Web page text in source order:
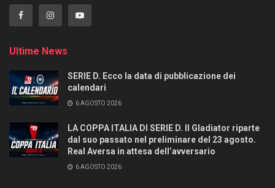
Ultime News
SERIE D. Ecco la data di pubblicazione dei
calendari
6 AGOSTO 2026
LA COPPA ITALIA DI SERIE D. Il Gladiator riparte
dal suo passato nel preliminare del 23 agosto.
Real Aversa in attesa dell’avversario
6 AGOSTO 2026